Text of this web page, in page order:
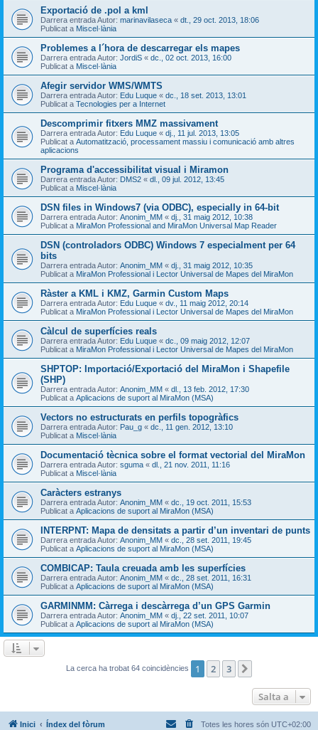
Exportació de .pol a kml
Darrera entrada Autor: marinavilaseca « dt., 29 oct. 2013, 18:06
Publicat a Miscel·lània
Problemes a l´hora de descarregar els mapes
Darrera entrada Autor: JordiS « dc., 02 oct. 2013, 16:00
Publicat a Miscel·lània
Afegir servidor WMS/WMTS
Darrera entrada Autor: Edu Luque « dc., 18 set. 2013, 13:01
Publicat a Tecnologies per a Internet
Descomprimir fitxers MMZ massivament
Darrera entrada Autor: Edu Luque « dj., 11 jul. 2013, 13:05
Publicat a Automatització, processament massiu i comunicació amb altres
aplicacions
Programa d'accessibilitat visual i Miramon
Darrera entrada Autor: DMS2 « dl., 09 jul. 2012, 13:45
Publicat a Miscel·lània
DSN files in Windows7 (via ODBC), especially in 64-bit
Darrera entrada Autor: Anonim_MM « dj., 31 maig 2012, 10:38
Publicat a MiraMon Professional and MiraMon Universal Map Reader
DSN (controladors ODBC) Windows 7 especialment per 64
bits
Darrera entrada Autor: Anonim_MM « dj., 31 maig 2012, 10:35
Publicat a MiraMon Professional i Lector Universal de Mapes del MiraMon
Ràster a KML i KMZ, Garmin Custom Maps
Darrera entrada Autor: Edu Luque « dv., 11 maig 2012, 20:14
Publicat a MiraMon Professional i Lector Universal de Mapes del MiraMon
Càlcul de superfícies reals
Darrera entrada Autor: Edu Luque « dc., 09 maig 2012, 12:07
Publicat a MiraMon Professional i Lector Universal de Mapes del MiraMon
SHPTOP: Importació/Exportació del MiraMon i Shapefile
(SHP)
Darrera entrada Autor: Anonim_MM « dl., 13 feb. 2012, 17:30
Publicat a Aplicacions de suport al MiraMon (MSA)
Vectors no estructurats en perfils topogràfics
Darrera entrada Autor: Pau_g « dc., 11 gen. 2012, 13:10
Publicat a Miscel·lània
Documentació tècnica sobre el format vectorial del MiraMon
Darrera entrada Autor: sguma « dl., 21 nov. 2011, 11:16
Publicat a Miscel·lània
Caràcters estranys
Darrera entrada Autor: Anonim_MM « dc., 19 oct. 2011, 15:53
Publicat a Aplicacions de suport al MiraMon (MSA)
INTERPNT: Mapa de densitats a partir d’un inventari de punts
Darrera entrada Autor: Anonim_MM « dc., 28 set. 2011, 19:45
Publicat a Aplicacions de suport al MiraMon (MSA)
COMBICAP: Taula creuada amb les superfícies
Darrera entrada Autor: Anonim_MM « dc., 28 set. 2011, 16:31
Publicat a Aplicacions de suport al MiraMon (MSA)
GARMINMM: Càrrega i descàrrega d’un GPS Garmin
Darrera entrada Autor: Anonim_MM « dj., 22 set. 2011, 10:07
Publicat a Aplicacions de suport al MiraMon (MSA)
La cerca ha trobat 64 coincidències 1 2 3
Salta a
Inici Índex del fòrum Totes les hores són UTC+02:00